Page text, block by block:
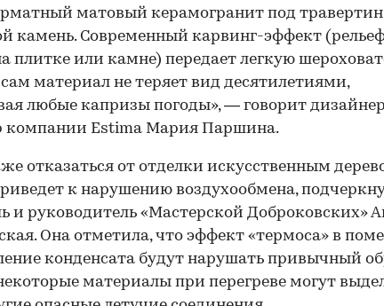
00:00 / 00:00
матовый керамогранит под
камень. Современный карвинг-эффект
плитке или камне) передает легкую
материал не теряет вид десятилетиями,
любые капризы погоды», — говорит
компании Estima Мария Паршина.
отказаться от отделки искусственным
к нарушению воздухообмена,
и руководитель «Мастерской Доброковских»
Она отметила, что эффект «термоса» в
конденсата будут нарушать привычный
материалы при перегреве могут